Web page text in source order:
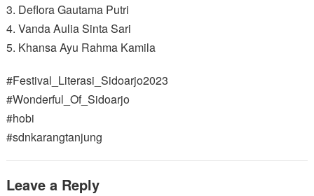
3. Deflora Gautama Putri
4. Vanda Aulia Sinta Sari
5. Khansa Ayu Rahma Kamila
#Festival_Literasi_Sidoarjo2023
#Wonderful_Of_Sidoarjo
#hobi
#sdnkarangtanjung
Leave a Reply